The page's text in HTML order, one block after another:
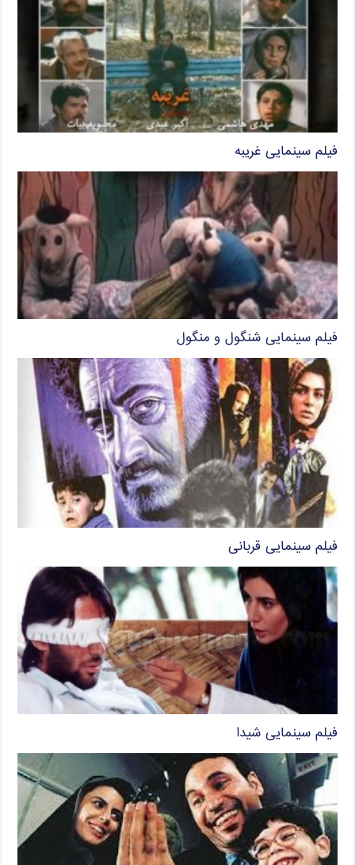
فیلم سینمایی غریبه
فیلم سینمایی شنگول و منگول
فیلم سینمایی قربانی
فیلم سینمایی شیدا